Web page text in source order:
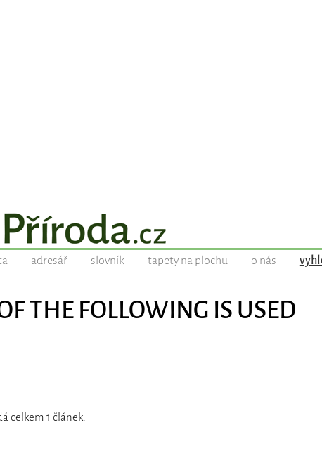
adresář slovník tapety na plochu o nás
THE FOLLOWING IS USED
celkem 1 článek: